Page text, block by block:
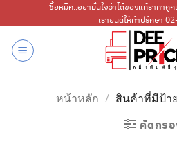
ไป
เนื้อหา
ซื้อหมึก..อย่ามั่นใจว่าได้ของแท้ราคาถู
เรายินดีให้คำปรึกษา
หน้าหลัก / สินค้าที่มีป้า
คัดกร